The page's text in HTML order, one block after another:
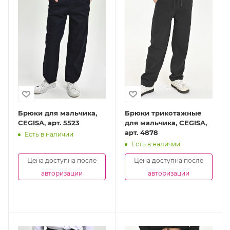
Брюки для мальчика,
CEGISA, арт. 5523
Есть в наличии
Цена доступна после
авторизации
Брюки трикотажные
для мальчика, CEGISA,
арт. 4878
Есть в наличии
Цена доступна после
авторизации